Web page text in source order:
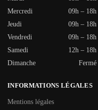
Mercredi
09h – 18h
Jeudi
09h – 18h
Vendredi
09h – 18h
Samedi
12h – 18h
Dimanche
Fermé
INFORMATIONS LÉGALES
Mentions légales